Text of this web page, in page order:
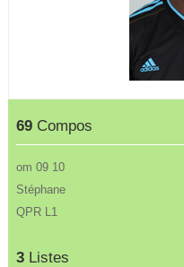
69 Compos
om 09 10
Stéphane
QPR L1
3 Listes